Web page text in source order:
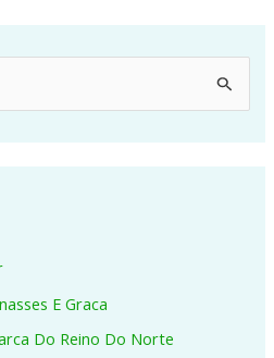
E Graca
Do Reino Do Norte